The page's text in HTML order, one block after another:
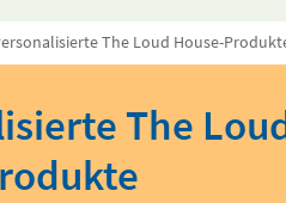
The Loud House-
The